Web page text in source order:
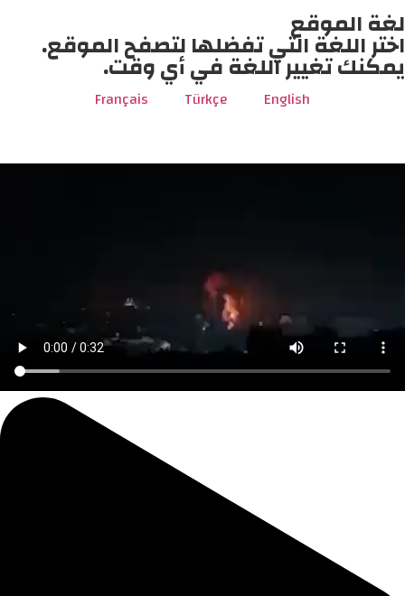
لغة الموقع
اختر اللغة التي تفضلها لتصفح الموقع.
يمكنك تغيير اللغة في أي وقت.
English
Türkçe
Français